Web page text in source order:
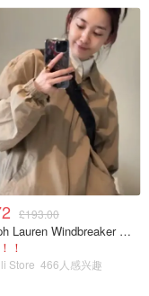
原作者
年轻朋友尤其友善，
£193.00
Polo Ralph Lauren Windbreaker 夹克 薄款
！
Store 466人感兴趣